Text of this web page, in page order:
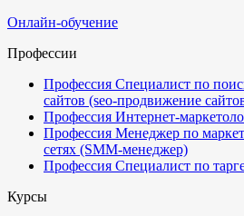
Онлайн-обучение
Профессии
Профессия Специалист по
сайтов (seo-продвижение
Профессия Интернет-
Профессия Менеджер по
сетях (SMM-менеджер)
Профессия Специалист по
Курсы